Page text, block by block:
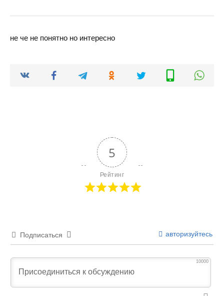
не че не понятно но интересно
5
Рейтинг
Подписаться авторизуйтесь
10000